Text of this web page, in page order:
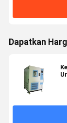
Dapatkan